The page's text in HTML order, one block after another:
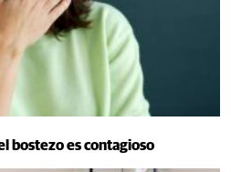
bostezo es contagioso